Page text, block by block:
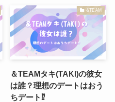
&TEAM
＆TEAMタキ(TAKI)の彼女
は誰？理想のデートはおう
ちデート⁉